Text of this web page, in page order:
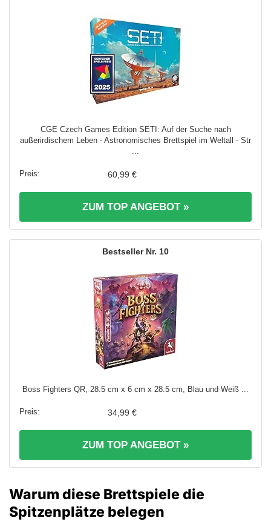
CGE Czech Games Edition SETI: Auf der Suche nach
außerirdischem Leben - Astronomisches Brettspiel im Weltall - Str
60,99 €
ZUM TOP ANGEBOT »
10
Boss Fighters QR, 28.5 cm x 6 cm x 28.5 cm, Blau und Weiß ...
34,99 €
ZUM TOP ANGEBOT »
Warum diese Brettspiele die
Spitzenplätze belegen